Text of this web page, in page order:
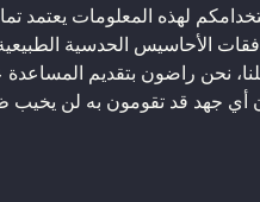
لهذه المعلومات يعتمد
الأحاسيس الحدسية
نحن راضون بتقديم
أي جهد قد تقومون به لن يخيب